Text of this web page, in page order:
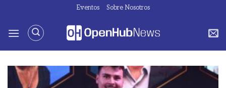
contenido
Eventos Sobre Nosotros